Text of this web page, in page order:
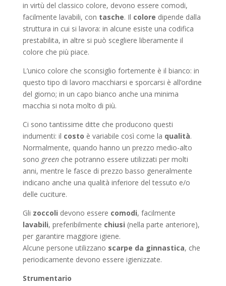
in virtù del classico colore, devono essere comodi,
facilmente lavabili, con tasche. Il colore dipende dalla
struttura in cui si lavora: in alcune esiste una codifica
prestabilita, in altre si può scegliere liberamente il
colore che più piace.
L’unico colore che sconsiglio fortemente è il bianco: in
questo tipo di lavoro macchiarsi e sporcarsi è all’ordine
del giorno; in un capo bianco anche una minima
macchia si nota molto di più.
Ci sono tantissime ditte che producono questi
indumenti: il costo è variabile così come la qualità.
Normalmente, quando hanno un prezzo medio-alto
sono greenche potranno essere utilizzati per molti
anni, mentre le fasce di prezzo basso generalmente
indicano anche una qualità inferiore del tessuto e/o
delle cuciture.
Gli zoccoli devono essere comodi, facilmente
lavabili, preferibilmente chiusi (nella parte anteriore),
per garantire maggiore igiene.
Alcune persone utilizzano scarpe da ginnastica, che
periodicamente devono essere igienizzate.
Strumentario